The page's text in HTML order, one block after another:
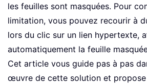
les feuilles sont masquées. Pour
limitation, vous pouvez recourir à
lors du clic sur un lien hypertexte,
automatiquement la feuille
Cet article vous guide pas à pas
œuvre de cette solution et